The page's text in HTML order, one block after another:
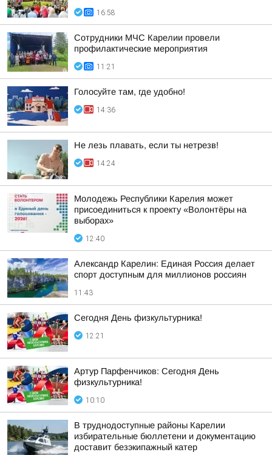
16:58
Сотрудники МЧС Карелии провели
профилактические мероприятия
11:21
Голосуйте там, где удобно!
14:36
Не лезь плавать, если ты нетрезв!
14:24
Молодежь Республики Карелия может
присоединиться к проекту «Волонтёры на
выборах»
12:40
Александр Карелин: Единая Россия делает
спорт доступным для миллионов россиян
11:43
Сегодня День физкультурника!
12:21
Артур Парфенчиков: Сегодня День
физкультурника!
10:10
В труднодоступные районы Карелии
избирательные бюллетени и документацию
доставит безэкипажный катер